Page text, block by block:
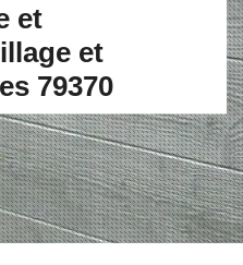
et
et
79370